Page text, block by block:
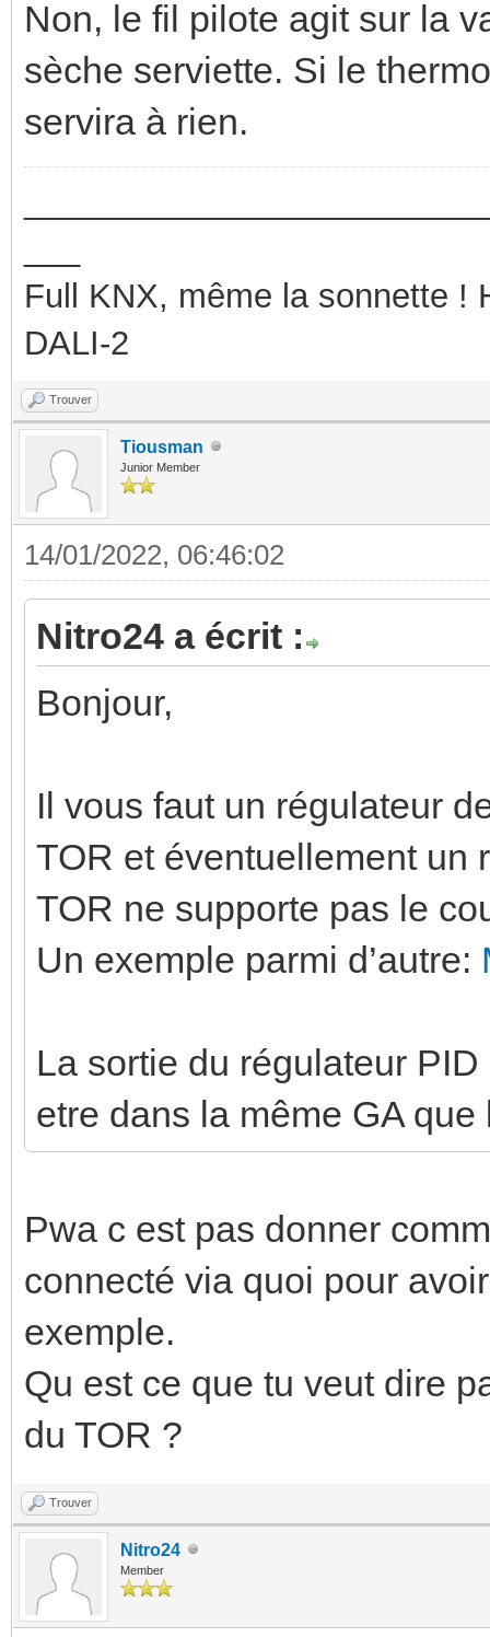
Non, le fil pilote agit sur la
sèche serviette. Si le
servira à rien.
Full KNX, même la sonnette !
DALI-2
Trouver
Tiousman
Junior Member
14/01/2022, 06:46:02
Nitro24 a écrit :
Bonjour,
Il vous faut un régulateur
TOR et éventuellement un
TOR ne supporte pas le
Un exemple parmi d’autre:
La sortie du régulateur
etre dans la même GA
Pwa c est pas donner
connecté via quoi pour
exemple.
Qu est ce que tu veut dire
du TOR ?
Trouver
Nitro24
Member